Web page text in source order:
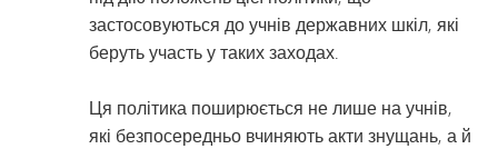
застосовуються до учнів державних шкіл, які
беруть участь у таких заходах.
Ця політика поширюється не лише на учнів,
які безпосередньо вчиняють акти знущань, а й